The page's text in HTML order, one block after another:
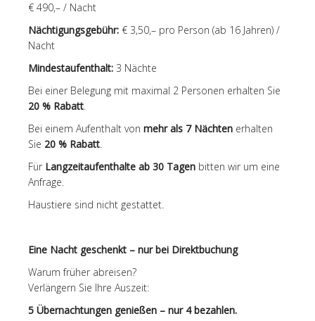
€ 490,– / Nacht
Nächtigungsgebühr: € 3,50,– pro Person (ab 16 Jahren) /
Nacht
Mindestaufenthalt: 3 Nächte
Bei einer Belegung mit maximal 2 Personen erhalten Sie
20 % Rabatt.
Bei einem Aufenthalt von mehr als 7 Nächten erhalten
Sie 20 % Rabatt.
Für Langzeitaufenthalte ab 30 Tagen bitten wir um eine
Anfrage.
Haustiere sind nicht gestattet.
Eine Nacht geschenkt – nur bei Direktbuchung
Warum früher abreisen?
Verlängern Sie Ihre Auszeit:
5 Übernachtungen genießen – nur 4 bezahlen.